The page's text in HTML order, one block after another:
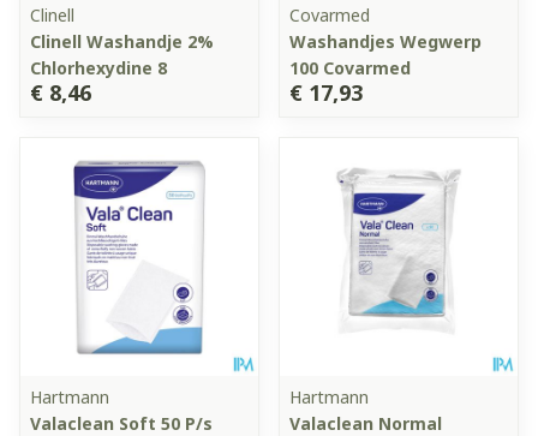
Clinell
Clinell Washandje 2%
Chlorhexydine 8
€ 8,46
Covarmed
Washandjes Wegwerp
100 Covarmed
€ 17,93
Hartmann
Valaclean Soft 50 P/s
Hartmann
Valaclean Normal